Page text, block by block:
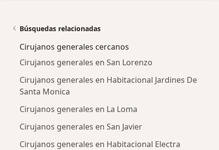
Búsquedas relacionadas
Cirujanos generales cercanos
Cirujanos generales en San Lorenzo
Cirujanos generales en Habitacional Jardines De
Santa Monica
Cirujanos generales en La Loma
Cirujanos generales en San Javier
Cirujanos generales en Habitacional Electra